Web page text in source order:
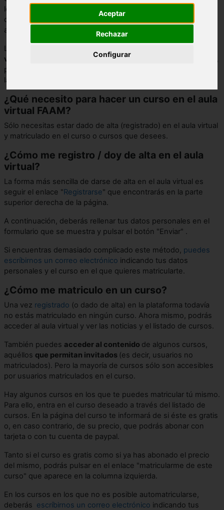
Aceptar
Rechazar
Configurar
los cursos, participar en los foros y descargar la
documentación y recursos que se pongan a disposición del
alumnado.
Las explicaciones a continuación son específicas
virtual de FAAM
y no son un manual exhaustivo. Si lo deseas,
puedes
la
¿Qué necesito para hacer un curso en el aula
virtual FAAM?
Sólo necesitas estar dado de alta (registrado) en el aula virtual
y matriculado en el curso o cursos que desees.
¿Cómo me registro / doy de alta en el aula
virtual?
La forma más sencilla de darse de alta en el aula virtual es
seguir el enlace "Registrarse" que encontrarás en la parte
superior derecha de la página.
A continuación, deberás rellenar tus datos personales en el
formulario que se muestra y pulsar el botón "Enviar" .
Si encuentras demasiado complicado este método, puedes
escríbirnos un correo electrónico indicando tus datos
personales y el curso en el que quieres matricularte.
¿Cómo me matriculo en un curso?
Una vez registrado (o dado de alta) en la plataforma todavía
no estás matriculado en ningún curso. Ahora mismo, podrás
acceder al aula virtual y ver las noticias y el listado de cursos.
También puedes acceder al contenido de algunos cursos,
aquéllos que permitan invitados (es decir, usuarios no
matriculados). Pero la mayoría de cursos sólo son accesibles
por usuarios matriculados en el curso.
Hay algunos cursos en los que te puedes matricular tú mismo.
Para ello, entra en el curso deseado a través del listado de
cursos. En la página del curso te informará de si éste es gratis
o, en caso contrario, de su precio, que podrás abonar con
tarjeta o con tu cuenta de paypal.
Tanto si el curso es gratis como si ya has abonado el precio
del mismo, podrás pulsar en el enlace "matricularme de este
curso" que aparece en la columna izquierda.
En los cursos en los que no es posible automatricularse,
deberás escríbirnos un correo electrónico indicando tus